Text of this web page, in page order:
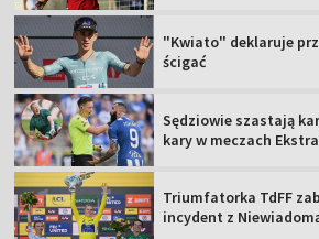
"Kwiato" deklaruje
ścigać
Sędziowie szastają
kary w meczach
Triumfatorka TdFF
incydent z